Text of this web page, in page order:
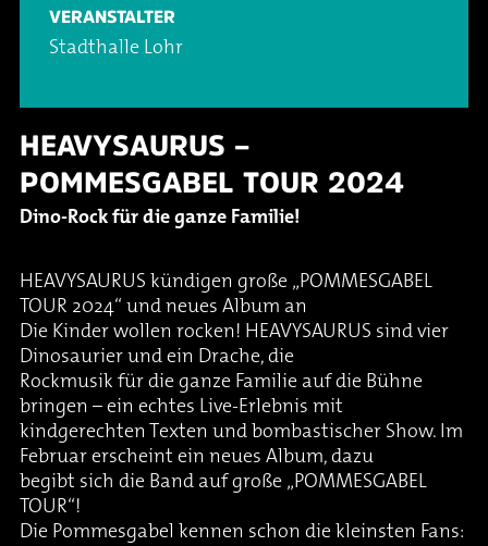
VERANSTALTER
Stadthalle Lohr
HEAVYSAURUS –
POMMESGABEL TOUR 2024
Dino-Rock für die ganze Familie!
HEAVYSAURUS kündigen große „POMMESGABEL
TOUR 2024“ und neues Album an
Die Kinder wollen rocken! HEAVYSAURUS sind vier
Dinosaurier und ein Drache, die
Rockmusik für die ganze Familie auf die Bühne
bringen – ein echtes Live-Erlebnis mit
kindgerechten Texten und bombastischer Show. Im
Februar erscheint ein neues Album, dazu
begibt sich die Band auf große „POMMESGABEL
TOUR“!
Die Pommesgabel kennen schon die kleinsten Fans: